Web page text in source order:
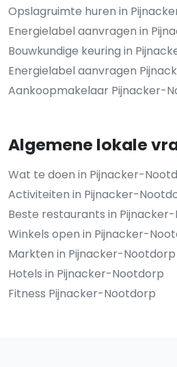
Opslagruimte huren in
Energielabel aanvragen in
Bouwkundige keuring in
Energielabel aanvragen
Aankoopmakelaar Pijnacker-
Algemene lokale
Wat te doen in Pijnacker-
Activiteiten in Pijnacker-
Beste restaurants in
Winkels open in Pijnacker-
Markten in Pijnacker-Nootdorp
Hotels in Pijnacker-Nootdorp
Fitness Pijnacker-Nootdorp